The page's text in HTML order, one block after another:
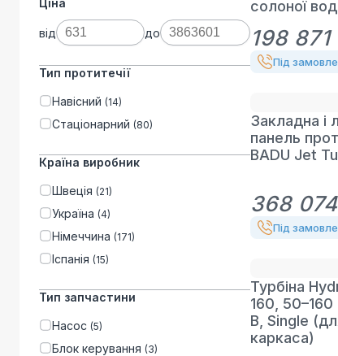
Ціна
від до
Тип протитечії
Навісний (14)
Стаціонарний (80)
Країна виробник
Швеція (21)
Україна (4)
Німеччина (171)
Іспанія (15)
Тип запчастини
Насос (5)
Блок керування (3)
солоної
198
Під
Закладна і
панель
BADU Jet
368
Під
Турбіна
160,
В, Single
каркаса)